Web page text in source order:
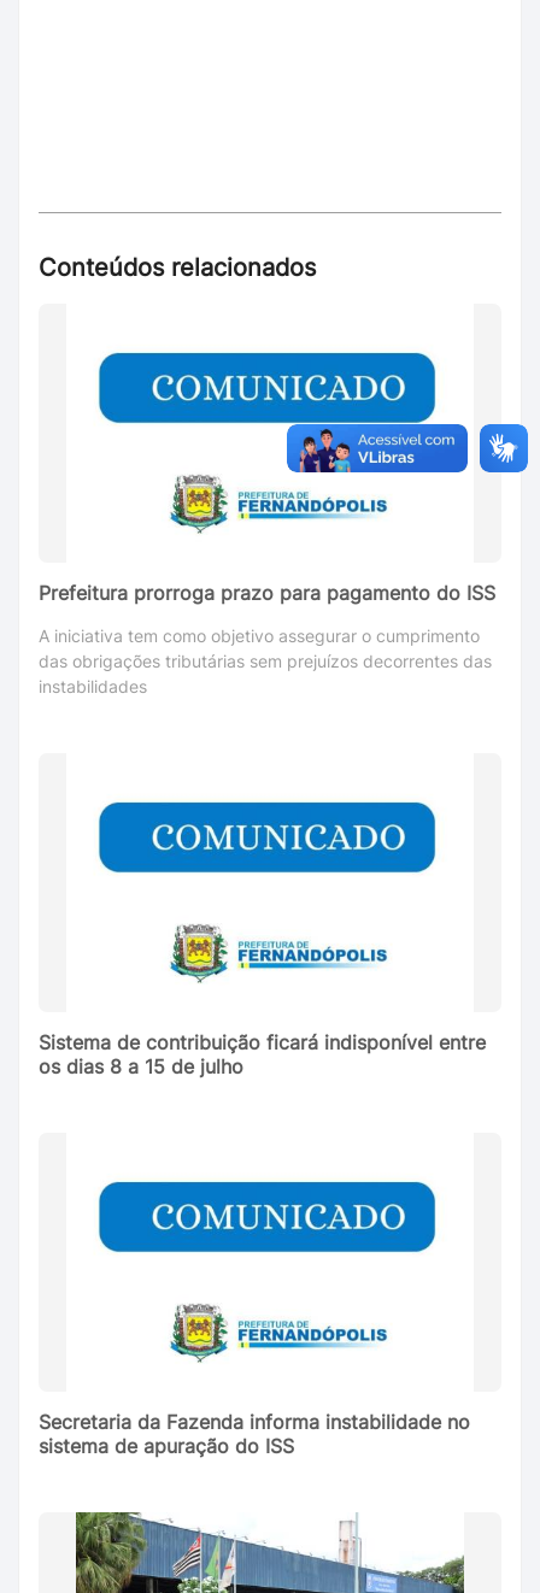
Conteúdos relacionados
Prefeitura prorroga prazo para pagamento do ISS
A iniciativa tem como objetivo assegurar o cumprimento
das obrigações tributárias sem prejuízos decorrentes das
instabilidades
Sistema de contribuição ficará indisponível entre
os dias 8 a 15 de julho
Secretaria da Fazenda informa instabilidade no
sistema de apuração do ISS